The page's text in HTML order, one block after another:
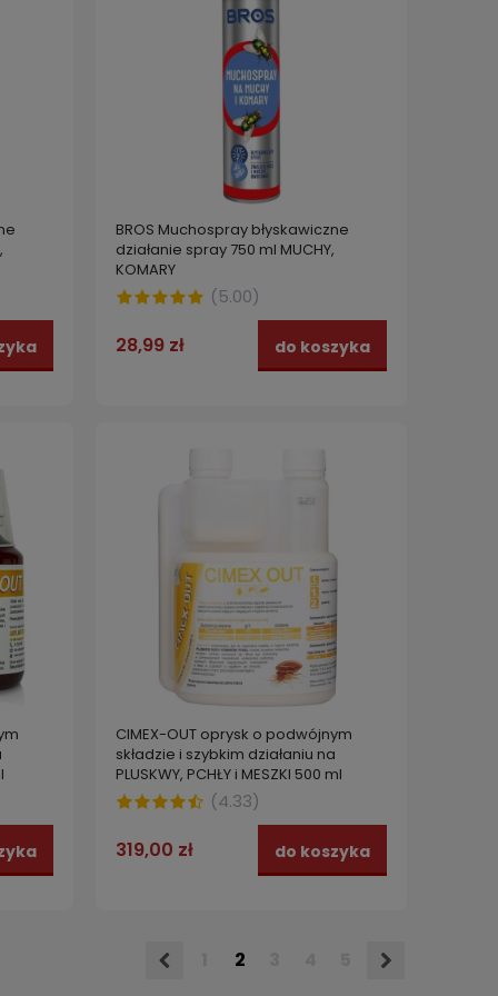
BROS Muchospray błyskawiczne
działanie spray 750 ml MUCHY,
KOMARY
(5.00)
28,99 zł do koszyka
CIMEX-OUT oprysk o podwójnym
składzie i szybkim działaniu na
PLUSKWY, PCHŁY i MESZKI 500 ml
(4.33)
319,00 zł do koszyka
2